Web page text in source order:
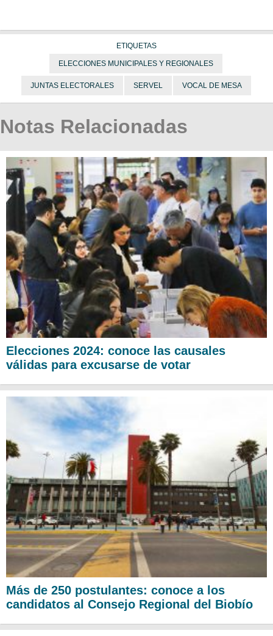
ETIQUETAS
ELECCIONES MUNICIPALES Y REGIONALES
JUNTAS ELECTORALES SERVEL VOCAL DE MESA
Notas Relacionadas
Elecciones 2024: conoce las causales
válidas para excusarse de votar
Más de 250 postulantes: conoce a los
candidatos al Consejo Regional del Biobío